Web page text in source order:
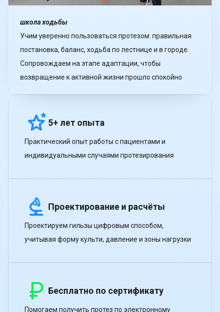
школа ходьбы
Учим уверенно пользоваться протезом: правильная
постановка, баланс, ходьба по лестнице и в городе.
Сопровождаем на этапе адаптации, чтобы
возвращение к активной жизни прошло спокойно
5+ лет опыта
Практический опыт работы с пациентами и
индивидуальными случаями протезирования
Проектирование и расчёты
Проектируем гильзы цифровым способом,
учитывая форму культи, давление и зоны нагрузки
Бесплатно по сертификату
Помогаем получить протез по электронному